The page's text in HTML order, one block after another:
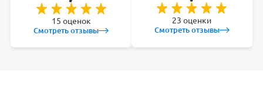
15 оценок
Смотреть отзывы
23 оценки
Смотреть отзывы